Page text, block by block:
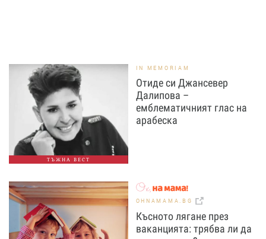
ТЪЖНА ВЕСТ
IN MEMORIAM
Отиде си Джансевер
Далипова –
емблематичният глас на
арабеска
OHNAMAMA.BG
Късното лягане през
ваканцията: трябва ли да